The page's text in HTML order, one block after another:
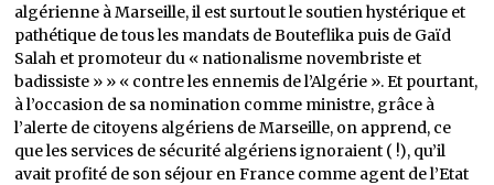
algérienne à Marseille, il est surtout le soutien hystérique et
pathétique de tous les mandats de Bouteflika puis de Gaïd
Salah et promoteur du « nationalisme novembriste et
badissiste » » « contre les ennemis de l’Algérie ». Et pourtant,
à l’occasion de sa nomination comme ministre, grâce à
l’alerte de citoyens algériens de Marseille, on apprend, ce
que les services de sécurité algériens ignoraient ( !), qu’il
avait profité de son séjour en France comme agent de l’Etat